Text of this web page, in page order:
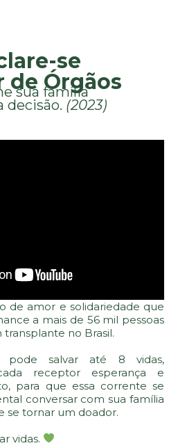
se
de Órgãos
sua família
decisão. (2023)
de amor e solidariedade que
a mais de 56 mil pessoas
no Brasil.
pode salvar até 8 vidas,
receptor esperança e
para que essa corrente se
conversar com sua família
se tornar um doador.
vidas.